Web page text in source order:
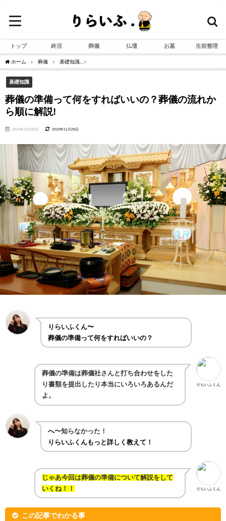
トップ 終活 葬儀 仏壇 お墓 生前整理
ホーム 葬儀 基礎知識
基礎知識
葬儀の準備って何をすればいいの？葬儀の流れか
ら順に解説!
2019年10月23日 2019年11月29日
りらいふくん〜
葬儀の準備って何をすればいいの？
りらいふくん
葬儀の準備は葬儀社さんと打ち合わせをした
り書類を提出したり本当にいろいろあるんだ
よ。
へ〜知らなかった！
りらいふくんもっと詳しく教えて！
りらいふくん
じゃあ今回は葬儀の準備について解説をして
いくね！！
この記事でわかる事